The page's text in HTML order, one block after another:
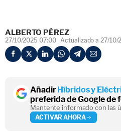
ALBERTO PÉREZ
27/10/2025 07:00 Actualizado a 27/10/
AñadirHíbridos y
preferida de Google de
Mantente informado con las
ACTIVAR AHORA